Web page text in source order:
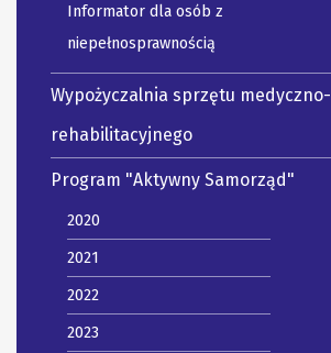
Informator dla osób z
niepełnosprawnością
Wypożyczalnia sprzętu medyczno-
rehabilitacyjnego
Program "Aktywny Samorząd"
2020
2021
2022
2023